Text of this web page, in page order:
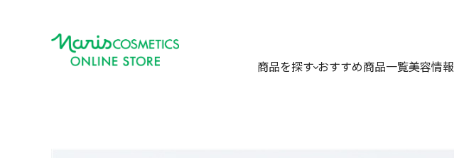
商品を探す おすすめ商品一覧美容情報